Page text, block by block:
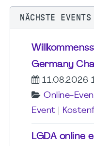
NÄCHSTE EVENTS
Germany
11.08.2026
Online-
Event
LGDA online